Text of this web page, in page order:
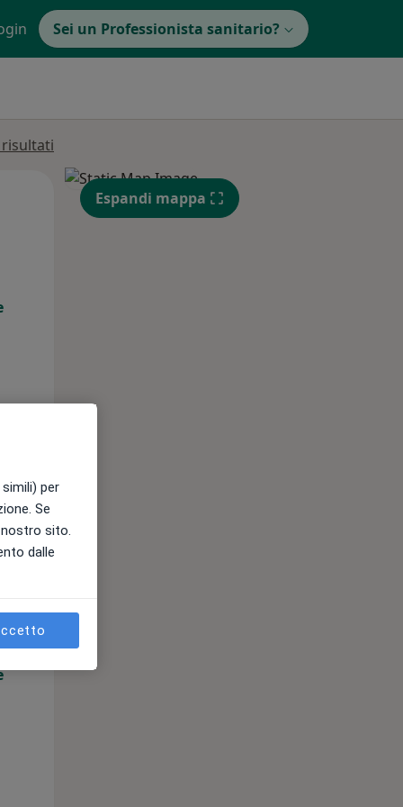
Sei un Professionista sanitario?
Mar, Mer,
12 Ago
Lun,
Espandi mappa
per
Se
sito.
dalle